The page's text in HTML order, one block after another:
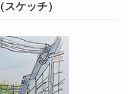
ケッチ）